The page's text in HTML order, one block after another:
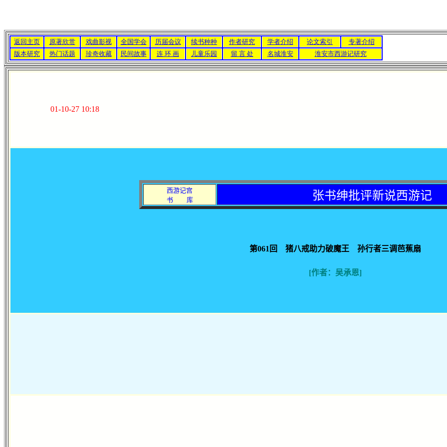
返回主页 原著欣赏 戏曲影视 全国学会 历届会议 续书种种 作者研究 学者介绍 论文索引
专著介绍
版本研究
热门话题 珍奇收藏 民间故事 连 环 画 儿童乐园 留 言 处 名城淮安 淮安市西游记研究
01-10-27 10:18
西游记宫
书
库 张书绅批评新说西游记
第061回 猪八戒助力破魔王 孙行者三调芭蕉扇
[作者：吴承恩]